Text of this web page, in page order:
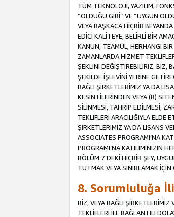
TÜM TEKNOLOJİ, YAZILIM,
“OLDUĞU GİBİ” VE “UYGUN
VEYA BAŞKACA HİÇBİR
EDİCİ KALİTEYE, BELİRLİ BİR
KANUN, TEAMÜL, HERHANGİ
ZAMANLARDA HİZMET
ŞEKLİNİ DEĞİŞTİREBİLİRİZ. BİZ,
ŞEKİLDE İŞLEVİNİ YERİNE
BAĞLI ŞİRKETLERİMİZ YA DA
KESİNTİLERİNDEN VEYA (B)
SİLİNMESİ, TAHRİP EDİLMESİ,
TEKLİFLERİ ARACILIĞIYLA ELDE
ŞİRKETLERİMİZ YA DA LİSANS
ASSOCIATES PROGRAMI’NA
PROGRAMI’NA KATILIMINIZIN
BÖLÜM 7’DEKİ HİÇBİR ŞEY,
TUTMAK VEYA SINIRLAMAK İÇİN
8. Sorumluluğa
BİZ, VEYA BAĞLI
TEKLİFLERİ İLE BAĞLANTILI